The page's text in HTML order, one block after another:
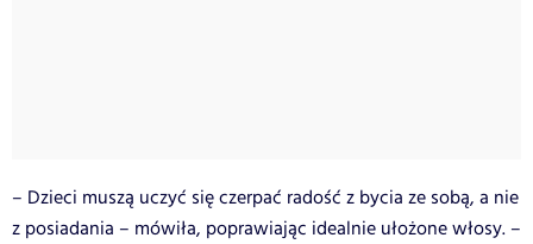
– Dzieci muszą uczyć się czerpać radość z bycia ze sobą, a nie
z posiadania – mówiła, poprawiając idealnie ułożone włosy. –